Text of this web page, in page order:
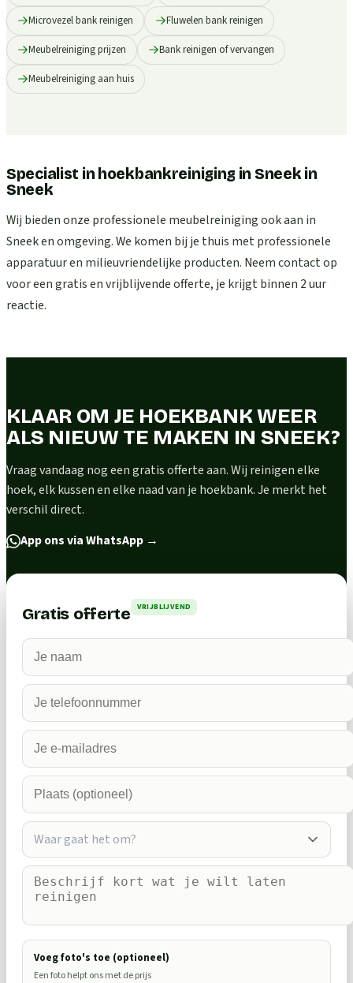
Microvezel bank reinigen Fluwelen bank reinigen
Meubelreiniging prijzen Bank reinigen of vervangen
Meubelreiniging aan huis
Specialist in hoekbankreiniging in Sneek in
Sneek
Wij bieden onze professionele meubelreiniging ook aan in
Sneek en omgeving. We komen bij je thuis met professionele
apparatuur en milieuvriendelijke producten. Neem contact op
voor een gratis en vrijblijvende offerte, je krijgt binnen 2 uur
reactie.
KLAAR OM JE HOEKBANK WEER
ALS NIEUW TE MAKEN IN SNEEK?
Vraag vandaag nog een gratis offerte aan. Wij reinigen elke
hoek, elk kussen en elke naad van je hoekbank. Je merkt het
verschil direct.
App ons via WhatsApp →
Gratis offerte VRIJBLIJVEND
Waar gaat het om?
Voeg foto's toe (optioneel)
Een foto helpt ons met de prijs